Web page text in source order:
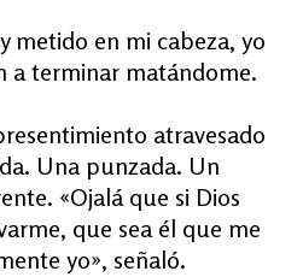
metido en mi cabeza, yo
a terminar matándome.
atravesado
Una punzada. Un
«Ojalá que si Dios
que sea él que me
yo», señaló.